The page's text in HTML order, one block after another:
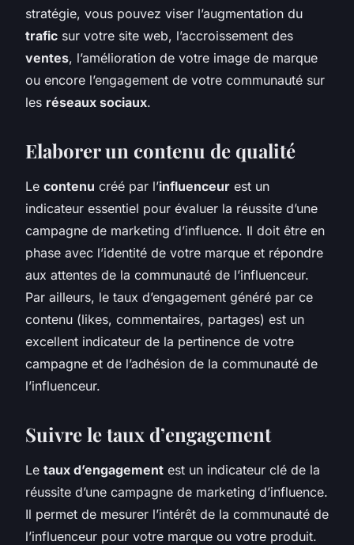
stratégie, vous pouvez viser l’augmentation du
trafic sur votre site web, l’accroissement des
ventes, l’amélioration de votre image de marque
ou encore l’engagement de votre communauté sur
les réseaux sociaux.
Elaborer un contenu de qualité
Le contenu créé par l’influenceur est un
indicateur essentiel pour évaluer la réussite d’une
campagne de marketing d’influence. Il doit être en
phase avec l’identité de votre marque et répondre
aux attentes de la communauté de l’influenceur.
Par ailleurs, le taux d’engagement généré par ce
contenu (likes, commentaires, partages) est un
excellent indicateur de la pertinence de votre
campagne et de l’adhésion de la communauté de
l’influenceur.
Suivre le taux d’engagement
Le taux d’engagement est un indicateur clé de la
réussite d’une campagne de marketing d’influence.
Il permet de mesurer l’intérêt de la communauté de
l’influenceur pour votre marque ou votre produit.